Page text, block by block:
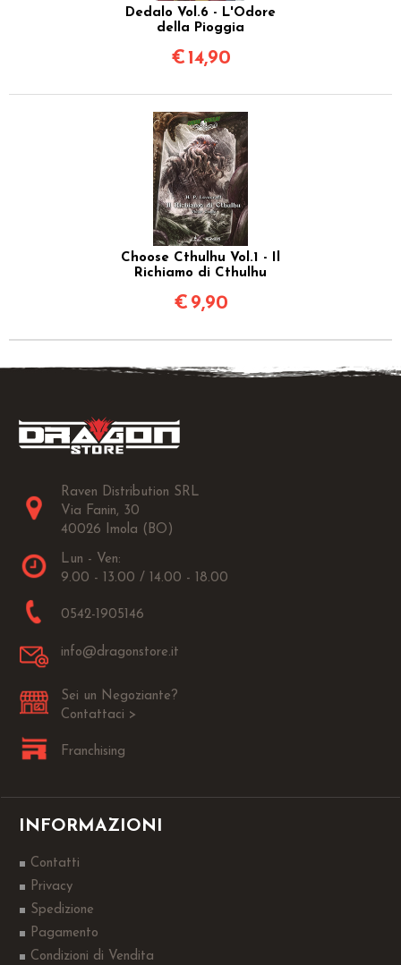
Dedalo Vol.6 - L'Odore
della Pioggia
€ 14,90
Choose Cthulhu Vol.1 - Il
Richiamo di Cthulhu
€ 9,90
Raven Distribution SRL
Via Fanin, 30
40026 Imola (BO)
Lun - Ven:
9.00 - 13.00 / 14.00 - 18.00
0542-1905146
info@dragonstore.it
Sei un Negoziante?
Contattaci >
Franchising
INFORMAZIONI
Contatti
Privacy
Spedizione
Pagamento
Condizioni di Vendita